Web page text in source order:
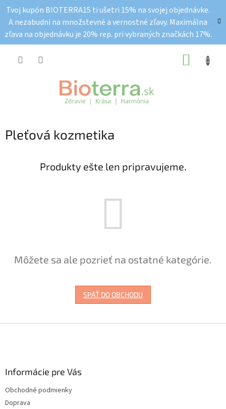
obsah
Tvoj kupón BIOTERRA15 ti ušetri 15% na svojej objednávke.
A nezabudni na množstevné a vernostné zľavy. Maximálna
zľava na objednávku je 20% rep. pri vybraných značkách 17%.
Pleťová kozmetika
Produkty ešte len pripravujeme.
Môžete sa ale pozrieť na ostatné kategórie.
SPÄŤ DO OBCHODU
Informácie pre Vás
Obchodné podmienky
Doprava